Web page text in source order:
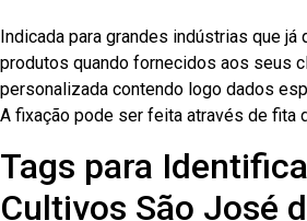
Indicada para grandes indústrias que
produtos quando fornecidos aos seus
personalizada contendo logo dados
A fixação pode ser feita através de fita
Tags para
Cultivos São José